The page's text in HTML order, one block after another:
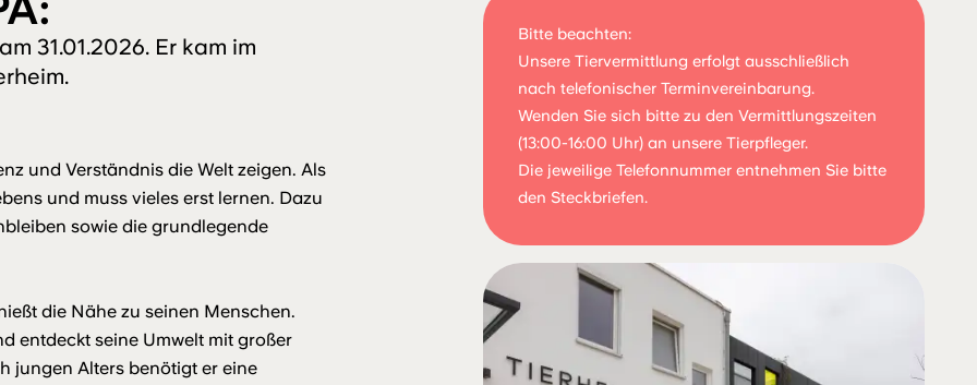
31.01.2026. Er kam im
und Verständnis die Welt zeigen. Als
und muss vieles erst lernen. Dazu
sowie die grundlegende
die Nähe zu seinen Menschen.
entdeckt seine Umwelt mit großer
jungen Alters benötigt er eine
Bitte beachten:
Unsere Tiervermittlung erfolgt ausschließlich
nach telefonischer Terminvereinbarung.
Wenden Sie sich bitte zu den Vermittlungszeiten
(13:00-16:00 Uhr) an unsere Tierpfleger.
Die jeweilige Telefonnummer entnehmen Sie bitte
den Steckbriefen.